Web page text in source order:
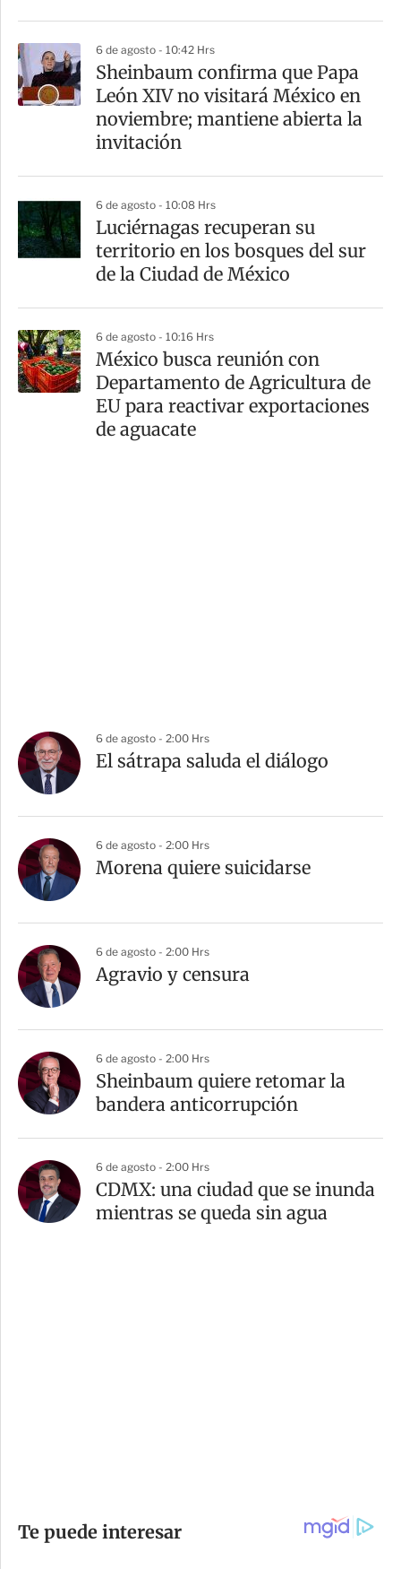
6 de agosto - 10:42 Hrs
Sheinbaum confirma que Papa
León XIV no visitará México en
noviembre; mantiene abierta la
invitación
6 de agosto - 10:08 Hrs
Luciérnagas recuperan su
territorio en los bosques del sur
de la Ciudad de México
6 de agosto - 10:16 Hrs
México busca reunión con
Departamento de Agricultura de
EU para reactivar exportaciones
de aguacate
6 de agosto - 2:00 Hrs
El sátrapa saluda el diálogo
6 de agosto - 2:00 Hrs
Morena quiere suicidarse
6 de agosto - 2:00 Hrs
Agravio y censura
6 de agosto - 2:00 Hrs
Sheinbaum quiere retomar la
bandera anticorrupción
6 de agosto - 2:00 Hrs
CDMX: una ciudad que se inunda
mientras se queda sin agua